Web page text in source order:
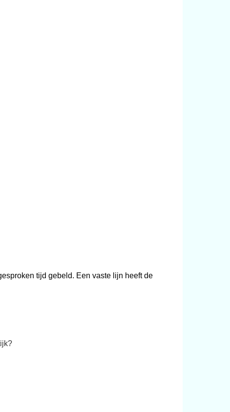
tijd gebeld. Een vaste lijn heeft de